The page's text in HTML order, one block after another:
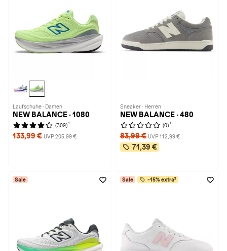
Laufschuhe · Damen
NEW BALANCE · 1080
(309) 1
133,99 € UVP 205,99 €
Sneaker · Herren
NEW BALANCE · 480
(0) 1
83,99 € UVP 112,99 €
71,39 €
Sale Sale -15% extra²